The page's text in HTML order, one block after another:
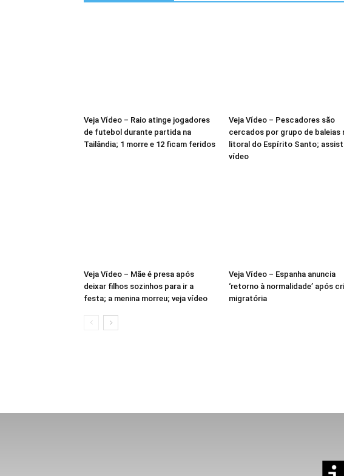
Veja Vídeo – Raio atinge jogadores
de futebol durante partida na
Tailândia; 1 morre e 12 ficam feridos
Veja Vídeo – Pescadores são
cercados por grupo de baleias
litoral do Espírito Santo;
vídeo
Veja Vídeo – Mãe é presa após
deixar filhos sozinhos para ir a
festa; a menina morreu; veja vídeo
Veja Vídeo – Espanha anuncia
‘retorno à normalidade’ após
migratória